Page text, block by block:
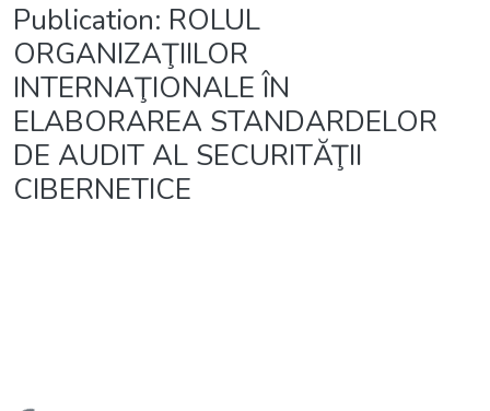
Publication: ROLUL
ORGANIZAŢIILOR
INTERNAŢIONALE ÎN
ELABORAREA STANDARDELOR
DE AUDIT AL SECURITĂŢII
CIBERNETICE